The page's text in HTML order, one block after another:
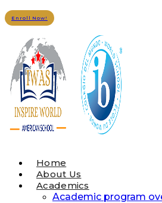
Enroll Now!
Home
About Us
Academics
Academic program